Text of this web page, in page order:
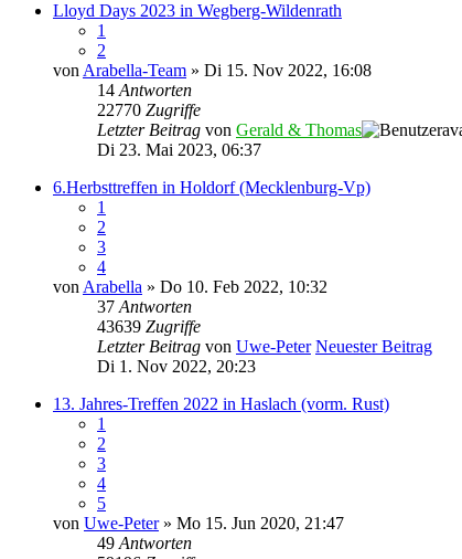
Lloyd Days 2023 in Wegberg-Wildenrath
1
2
von Arabella-Team » Di 15. Nov 2022, 16:08
14 Antworten
22770 Zugriffe
Letzter Beitrag von Gerald & Thomas
Di 23. Mai 2023, 06:37
6.Herbsttreffen in Holdorf (Mecklenburg-Vp)
1
2
3
4
von Arabella » Do 10. Feb 2022, 10:32
37 Antworten
43639 Zugriffe
Letzter Beitrag von Uwe-Peter Neuester Beitrag
Di 1. Nov 2022, 20:23
13. Jahres-Treffen 2022 in Haslach (vorm. Rust)
1
2
3
4
5
von Uwe-Peter» Mo 15. Jun 2020, 21:47
49 Antworten